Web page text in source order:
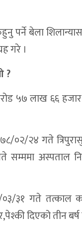
पर्ने बेला
गरे ।
?
५७ लाख ६६
०२/२४ गते
सम्ममा अस्पताल
३१ गते तत्काल
दिएको तीन